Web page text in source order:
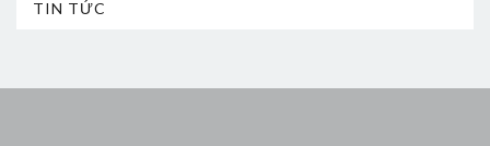
TIN TỨC